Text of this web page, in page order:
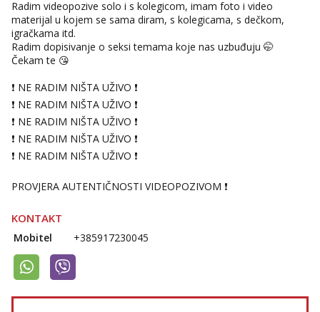
Radim videopozive solo i s kolegicom, imam foto i video
materijal u kojem se sama diram, s kolegicama, s dečkom,
igračkama itd.
Radim dopisivanje o seksi temama koje nas uzbuđuju 🤭
Čekam te 😘
❗ NE RADIM NIŠTA UŽIVO ❗
❗ NE RADIM NIŠTA UŽIVO ❗
❗ NE RADIM NIŠTA UŽIVO ❗
❗ NE RADIM NIŠTA UŽIVO ❗
❗ NE RADIM NIŠTA UŽIVO ❗
PROVJERA AUTENTIČNOSTI VIDEOPOZIVOM ❗
KONTAKT
Mobitel +385917230045